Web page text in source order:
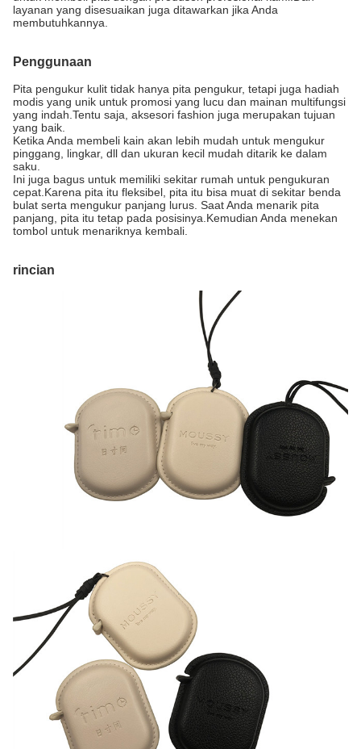
layanan yang disesuaikan juga ditawarkan jika Anda
membutuhkannya.
Penggunaan
Pita pengukur kulit tidak hanya pita pengukur, tetapi juga hadiah
modis yang unik untuk promosi yang lucu dan mainan multifungsi
yang indah.Tentu saja, aksesori fashion juga merupakan tujuan
yang baik.
Ketika Anda membeli kain akan lebih mudah untuk mengukur
pinggang, lingkar, dll dan ukuran kecil mudah ditarik ke dalam
saku.
Ini juga bagus untuk memiliki sekitar rumah untuk pengukuran
cepat.Karena pita itu fleksibel, pita itu bisa muat di sekitar benda
bulat serta mengukur panjang lurus. Saat Anda menarik pita
panjang, pita itu tetap pada posisinya.Kemudian Anda menekan
tombol untuk menariknya kembali.
rincian